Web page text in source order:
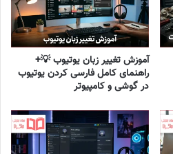
آموزش تغییر زبان یوتیوب 💡+
راهنمای کامل فارسی کردن یوتیوب
در گوشی و کامپیوتر